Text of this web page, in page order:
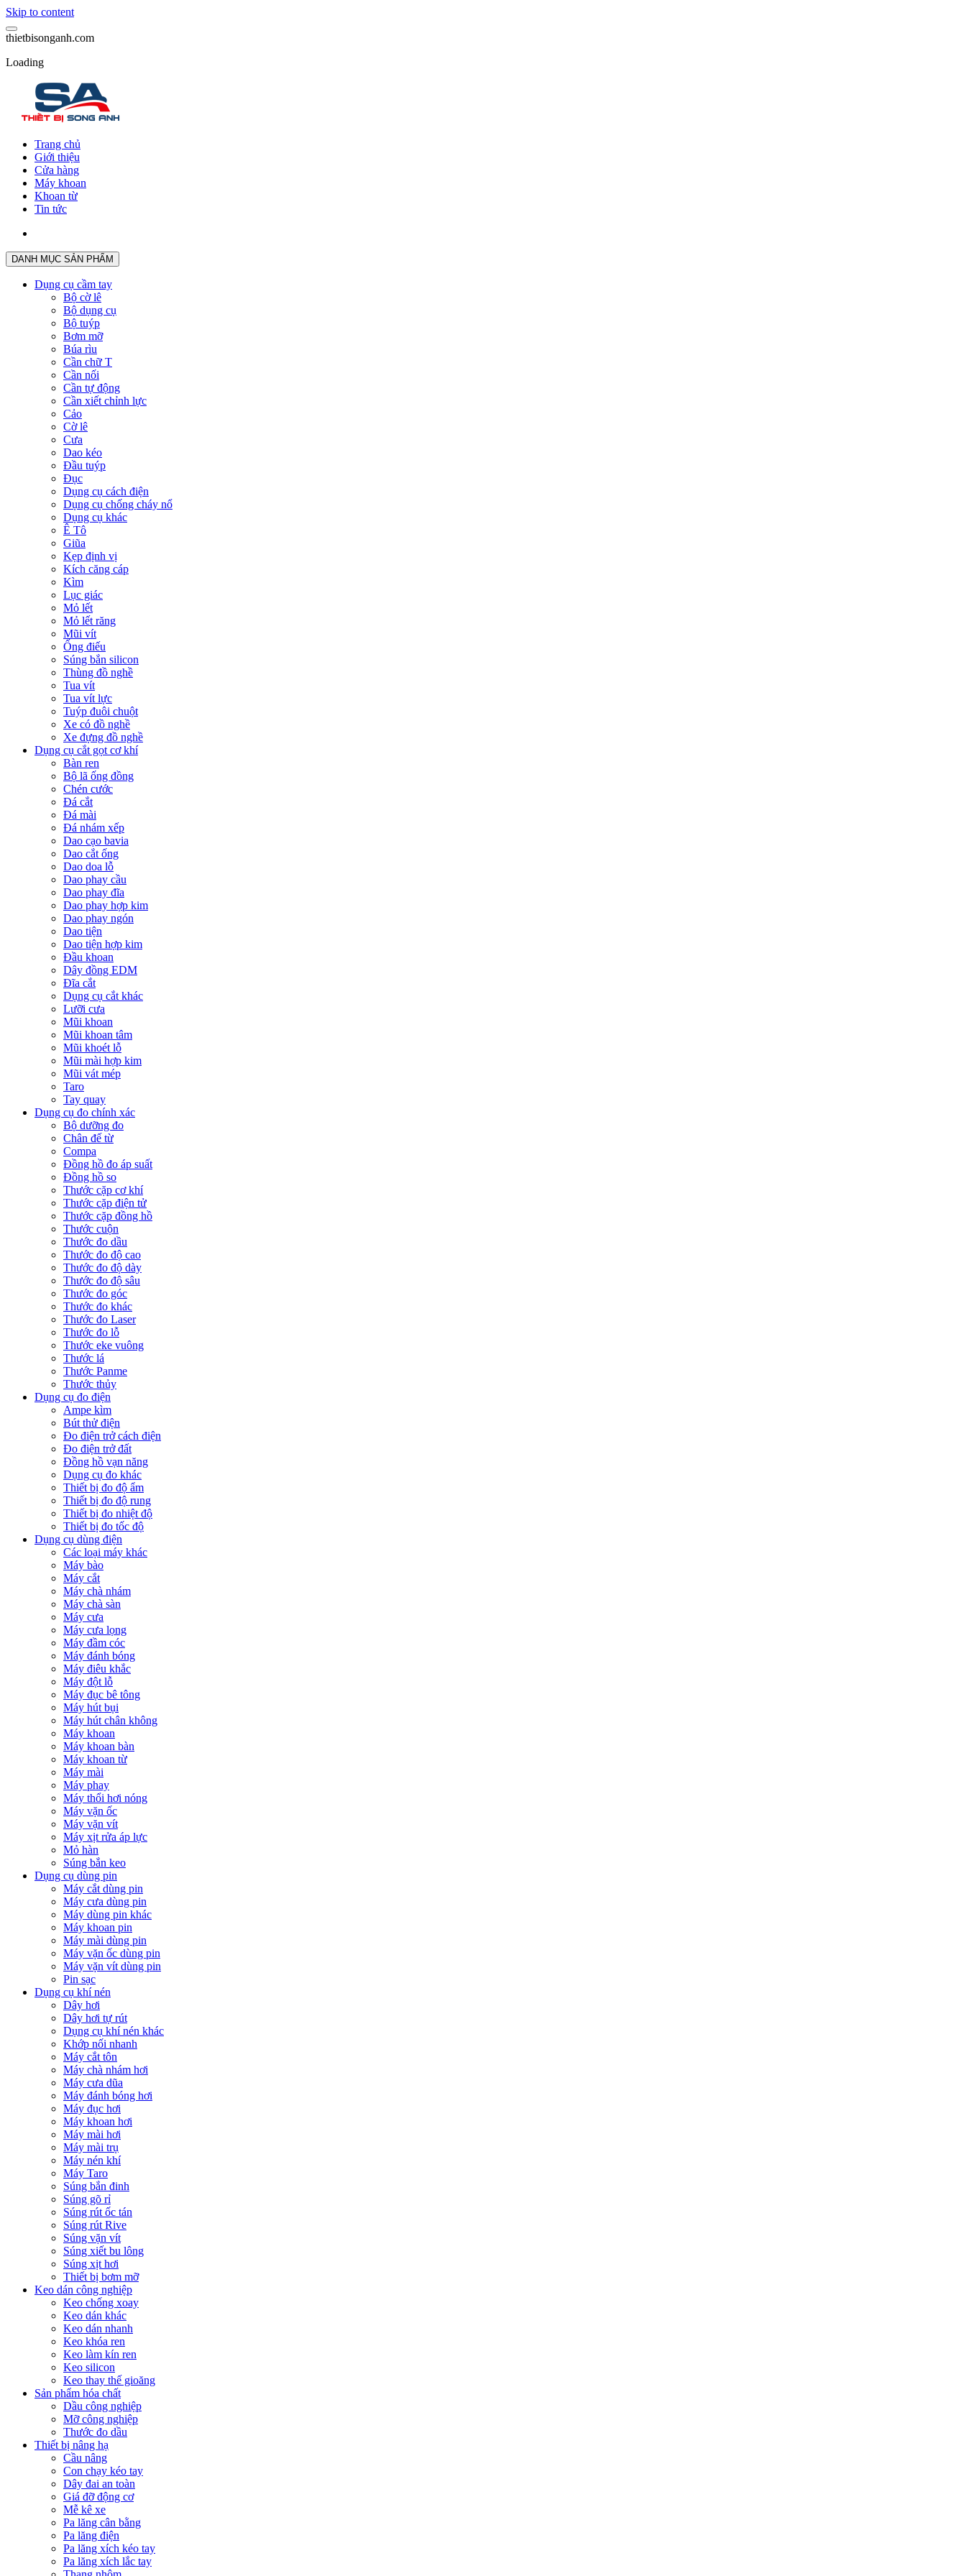
Skip to content
thietbisonganh.com
Loading
Trang chủ
Giới thiệu
Cửa hàng
Máy khoan
Khoan từ
Tin tức
DANH MỤC SẢN PHẨM
Dụng cụ cầm tay
Bộ cờ lê
Bộ dụng cụ
Bộ tuýp
Bơm mỡ
Búa rìu
Cần chữ T
Cần nối
Cần tự động
Cần xiết chỉnh lực
Cảo
Cờ lê
Cưa
Dao kéo
Đầu tuýp
Đục
Dụng cụ cách điện
Dụng cụ chống cháy nổ
Dụng cụ khác
Ê Tô
Giũa
Kẹp định vị
Kích căng cáp
Kìm
Lục giác
Mỏ lết
Mỏ lết răng
Mũi vít
Ống điếu
Súng bắn silicon
Thùng đồ nghề
Tua vít
Tua vít lực
Tuýp đuôi chuột
Xe có đồ nghề
Xe đựng đồ nghề
Dụng cụ cắt gọt cơ khí
Bàn ren
Bộ lã ống đồng
Chén cước
Đá cắt
Đá mài
Đá nhám xếp
Dao cạo bavia
Dao cắt ống
Dao doa lỗ
Dao phay cầu
Dao phay đĩa
Dao phay hợp kim
Dao phay ngón
Dao tiện
Dao tiện hợp kim
Đầu khoan
Dây đồng EDM
Đĩa cắt
Dụng cụ cắt khác
Lưỡi cưa
Mũi khoan
Mũi khoan tâm
Mũi khoét lỗ
Mũi mài hợp kim
Mũi vát mép
Taro
Tay quay
Dụng cụ đo chính xác
Bộ dưỡng đo
Chân đế từ
Compa
Đồng hồ đo áp suất
Đồng hồ so
Thước cặp cơ khí
Thước cặp điện tử
Thước cặp đồng hồ
Thước cuộn
Thước đo dầu
Thước đo độ cao
Thước đo độ dày
Thước đo độ sâu
Thước đo góc
Thước đo khác
Thước đo Laser
Thước đo lỗ
Thước eke vuông
Thước lá
Thước Panme
Thước thủy
Dụng cụ đo điện
Ampe kìm
Bút thử điện
Đo điện trở cách điện
Đo điện trở đất
Đồng hồ vạn năng
Dụng cụ đo khác
Thiết bị đo độ ẩm
Thiết bị đo độ rung
Thiết bị đo nhiệt độ
Thiết bị đo tốc độ
Dụng cụ dùng điện
Các loại máy khác
Máy bào
Máy cắt
Máy chà nhám
Máy chà sàn
Máy cưa
Máy cưa lọng
Máy đầm cóc
Máy đánh bóng
Máy điêu khắc
Máy đột lỗ
Máy đục bê tông
Máy hút bụi
Máy hút chân không
Máy khoan
Máy khoan bàn
Máy khoan từ
Máy mài
Máy phay
Máy thổi hơi nóng
Máy vặn ốc
Máy vặn vít
Máy xịt rửa áp lực
Mỏ hàn
Súng bắn keo
Dụng cụ dùng pin
Máy cắt dùng pin
Máy cưa dùng pin
Máy dùng pin khác
Máy khoan pin
Máy mài dùng pin
Máy vặn ốc dùng pin
Máy vặn vít dùng pin
Pin sạc
Dụng cụ khí nén
Dây hơi
Dây hơi tự rút
Dụng cụ khí nén khác
Khớp nối nhanh
Máy cắt tôn
Máy chà nhám hơi
Máy cưa dũa
Máy đánh bóng hơi
Máy đục hơi
Máy khoan hơi
Máy mài hơi
Máy mài trụ
Máy nén khí
Máy Taro
Súng bắn đinh
Súng gõ rỉ
Súng rút ốc tán
Súng rút Rive
Súng vặn vít
Súng xiết bu lông
Súng xịt hơi
Thiết bị bơm mỡ
Keo dán công nghiệp
Keo chống xoay
Keo dán khác
Keo dán nhanh
Keo khóa ren
Keo làm kín ren
Keo silicon
Keo thay thế gioăng
Sản phẩm hóa chất
Dầu công nghiệp
Mỡ công nghiệp
Thước đo dầu
Thiết bị nâng hạ
Cầu nâng
Con chạy kéo tay
Dây đai an toàn
Giá đỡ động cơ
Mễ kê xe
Pa lăng cân bằng
Pa lăng điện
Pa lăng xích kéo tay
Pa lăng xích lắc tay